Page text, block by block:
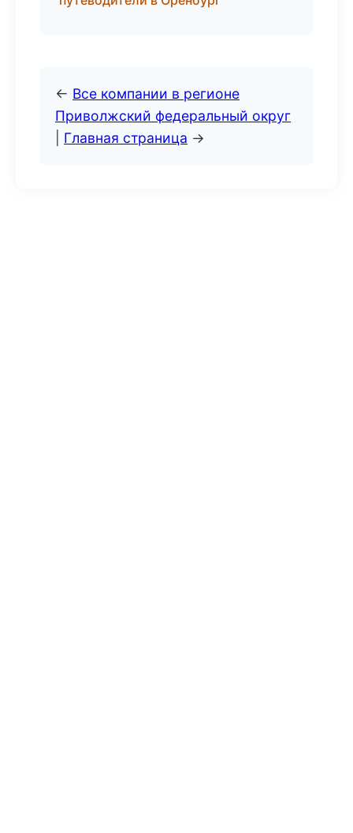
← Все компании в регионе
Приволжский федеральный округ
Главная страница →